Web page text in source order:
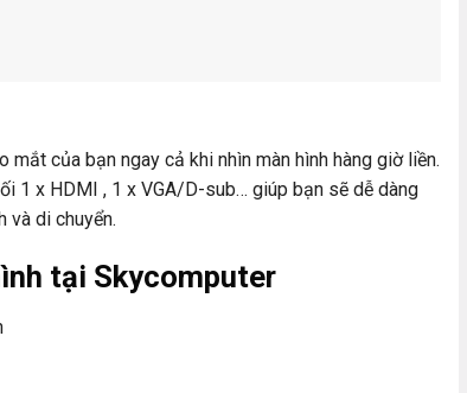
của bạn ngay cả khi nhìn màn hình hàng giờ liền.
1 x HDMI , 1 x VGA/D-sub… giúp bạn sẽ dễ dàng
và di chuyển.
tại Skycomputer